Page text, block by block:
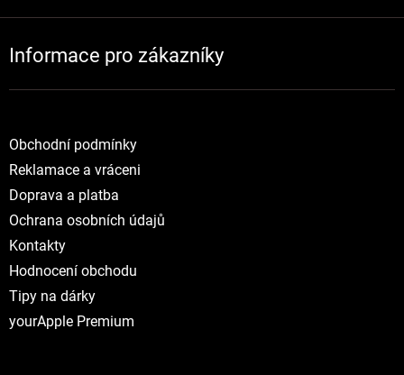
Informace pro zákazníky
Obchodní podmínky
Reklamace a vráceni
Doprava a platba
Ochrana osobních údajů
Kontakty
Hodnocení obchodu
Tipy na dárky
yourApple Premium